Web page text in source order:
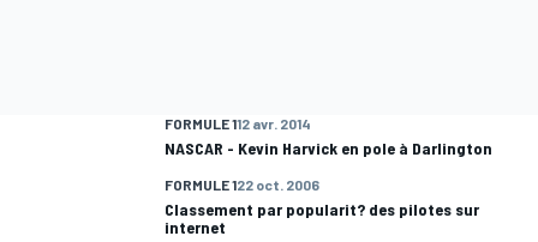
FORMULE 112 avr. 2014
NASCAR - Kevin Harvick en pole à Darlington
FORMULE 122 oct. 2006
Classement par popularit? des pilotes sur
internet